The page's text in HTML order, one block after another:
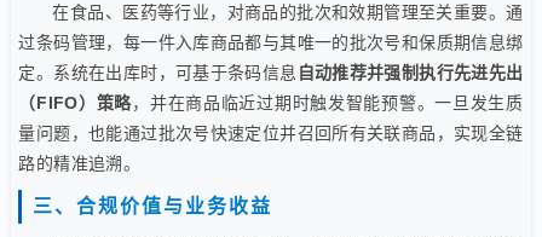
在食品、医药等行业，对商品的批次和效期管理至关重要。通
过条码管理，每一件入库商品都与其唯一的批次号和保质期信息绑
定。系统在出库时，可基于条码信息 自动推荐并强制执行先进先出
（FIFO）策略，并在商品临近过期时触发智能预警。一旦发生质
量问题，也能通过批次号快速定位并召回所有关联商品，实现全链
路的精准追溯。
三、合规价值与业务收益